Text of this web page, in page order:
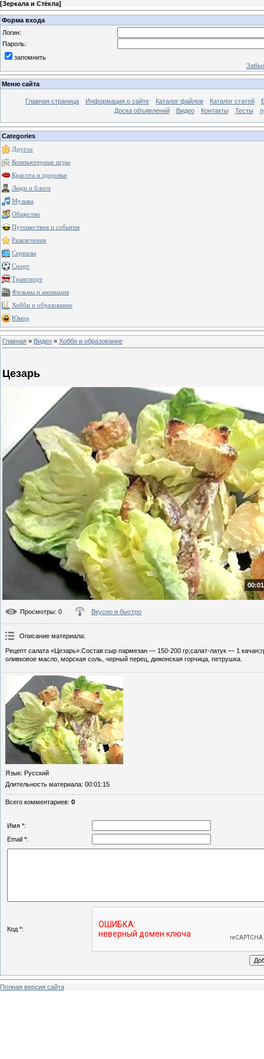
[Зеркала и Стёкла]
Форма входа
Логин:
Пароль:
запомнить
Меню сайта
Главная страница Информация о сайте Каталог файлов Каталог статей
Доска объявлений
Видео Контакты Тесты
Categories
Другое
Компьютерные игры
Красота и здоровье
Люди и блоги
Музыка
Общество
Путешествия и события
Развлечения
Сериалы
Спорт
Транспорт
Фильмы и анимация
Хобби и образование
Юмор
Главная » Видео » Хобби и образование
Цезарь
Просмотры: 0 Вкусно и быстро
Описание материала:
Рецепт салата «Цезарь».Состав:сыр пармезан — 150-200 гр;салат-латук — 1
оливковое масло, морская соль, черный перец, дижонская горчица, петрушка.
Язык: Русский
Длительность материала: 00:01:15
Всего комментариев: 0
Имя *:
Email *:
Код *:
Полная версия сайта